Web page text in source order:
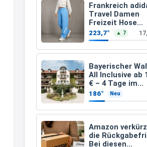
Frankreich
Travel Damen
Freizeit Hose
JC8618 (Gr.
3XL)
223,7° ▲ 7
Bayerischer
All Inclusive ab
€ – 4 Tage im
3*Landhotel
Rosenberger mit
Wellness
186° Neu
Amazon
die
Bei diesen
Och siche den
fürmeggelebaguetts
Kerstin
Meggle bagett
21:37
↩
Kerstin